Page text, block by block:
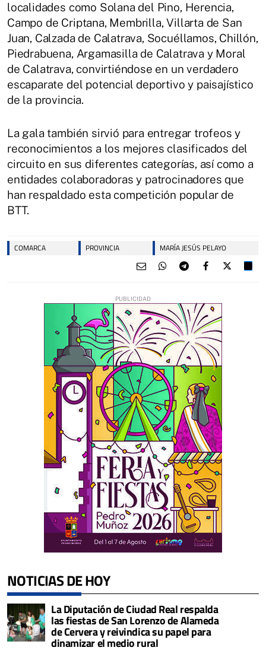
localidades como Solana del Pino, Herencia,
Campo de Criptana, Membrilla, Villarta de San
Juan, Calzada de Calatrava, Socuéllamos, Chillón,
Piedrabuena, Argamasilla de Calatrava y Moral
de Calatrava, convirtiéndose en un verdadero
escaparate del potencial deportivo y paisajístico
de la provincia.
La gala también sirvió para entregar trofeos y
reconocimientos a los mejores clasificados del
circuito en sus diferentes categorías, así como a
entidades colaboradoras y patrocinadores que
han respaldado esta competición popular de
BTT.
COMARCA PROVINCIA MARÍA JESÚS PELAYO
NOTICIAS DE HOY
La Diputación de Ciudad Real respalda
las fiestas de San Lorenzo de Alameda
de Cervera y reivindica su papel para
dinamizar el medio rural